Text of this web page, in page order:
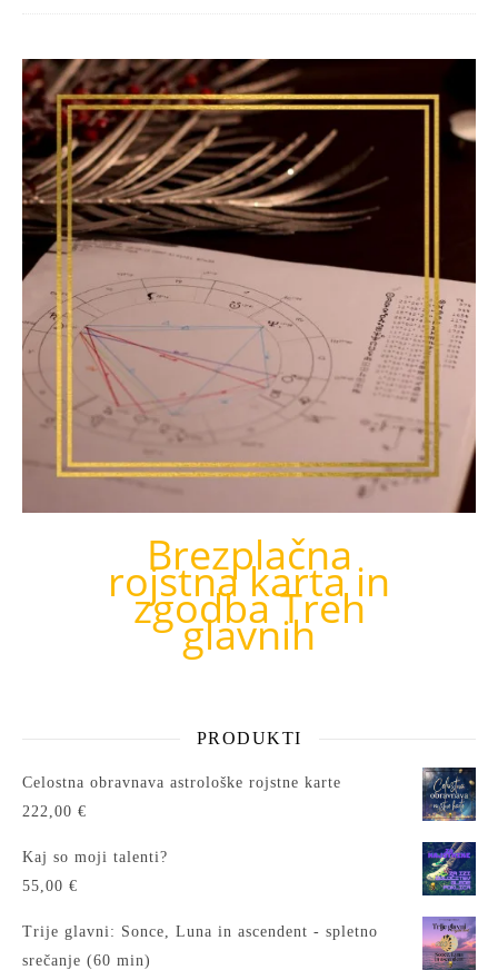
Brezplačna
rojstna karta in
zgodba Treh
glavnih
PRODUKTI
Celostna obravnava astrološke rojstne karte
222,00 €
Kaj so moji talenti?
55,00 €
Trije glavni: Sonce, Luna in ascendent - spletno
srečanje (60 min)